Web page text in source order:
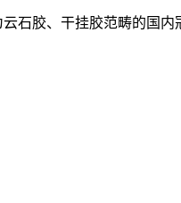
石胶、干挂胶范畴的国内